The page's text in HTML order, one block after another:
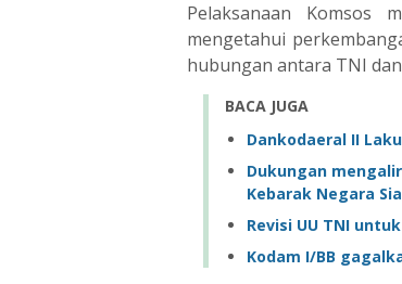
Pelaksanaan Komsos
mengetahui
hubungan antara TNI
BACA JUGA
Dankodaeral II
Dukungan
Kebarak Negara
Revisi UU TNI
Kodam I/BB